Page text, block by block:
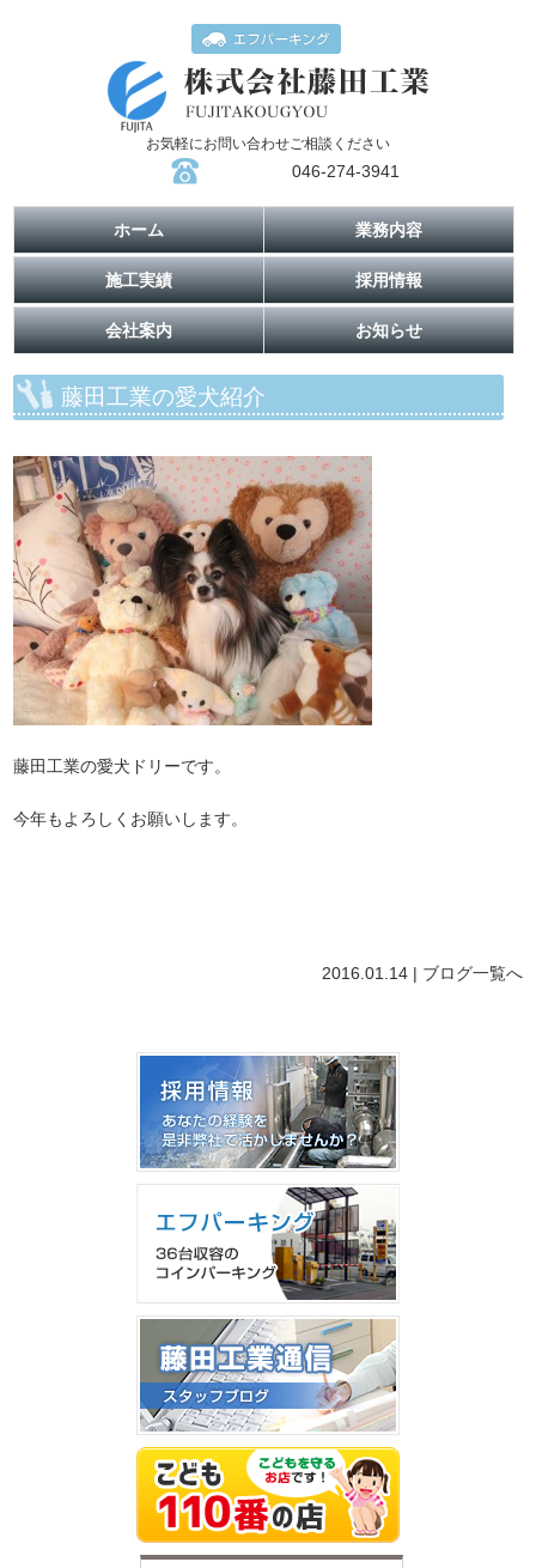
お気軽にお問い合わせご相談ください
046-274-3941
ホーム 業務内容
施工実績 採用情報
会社案内 お知らせ
藤田工業の愛犬紹介
藤田工業の愛犬ドリーです。
今年もよろしくお願いします。
2016.01.14 | ブログ一覧へ